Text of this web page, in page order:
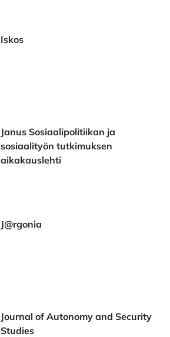
Iskos
Janus Sosiaalipolitiikan ja
sosiaalityön tutkimuksen
aikakauslehti
J@rgonia
Journal of Autonomy and Security
Studies